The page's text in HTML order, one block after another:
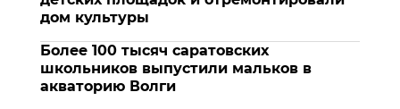
дом культуры
Более 100 тысяч саратовских
школьников выпустили мальков в
акваторию Волги